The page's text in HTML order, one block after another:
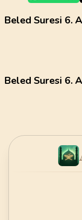
Beled Suresi 6.
Beled Suresi 6.